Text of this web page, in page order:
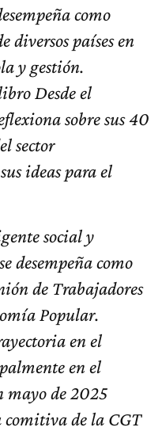
como
diversos países en
y gestión.
Desde el
sobre sus 40
sector
ideas para el
social y
desempeña como
de Trabajadores
Popular.
en el
en el
mayo de 2025
de la CGT